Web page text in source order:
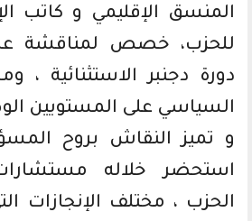
المنسق الإقليمي و كاتب
للحزب، خصص لمناقشة
دورة دجنبر الاستثنائية ،
السياسي على المستويين
و تميز النقاش بروح
استحضر خلاله
الحزب ، مختلف الإنجازات